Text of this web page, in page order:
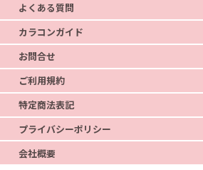
よくある質問
カラコンガイド
お問合せ
ご利用規約
特定商法表記
プライバシーポリシー
会社概要